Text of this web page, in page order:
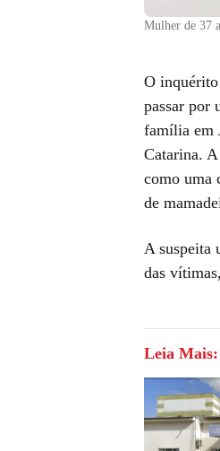
Mulher de 37
O
passar por
família em
Catarina.
como uma
de
A suspeita
das
Leia Mais: